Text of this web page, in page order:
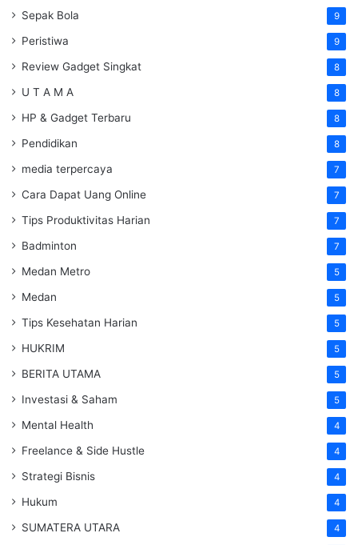
Sepak Bola 9
Peristiwa 9
Review Gadget Singkat 8
U T A M A 8
HP & Gadget Terbaru 8
Pendidikan 8
media terpercaya 7
Cara Dapat Uang Online 7
Tips Produktivitas Harian 7
Badminton 7
Medan Metro 5
Medan 5
Tips Kesehatan Harian 5
HUKRIM 5
BERITA UTAMA 5
Investasi & Saham 5
Mental Health 4
Freelance & Side Hustle 4
Strategi Bisnis 4
Hukum 4
SUMATERA UTARA 4